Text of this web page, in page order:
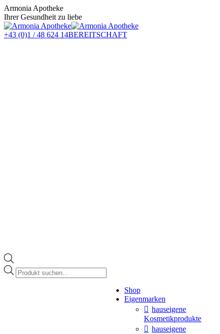
Zum
Inhalt
springen
Armonia Apotheke
Ihrer Gesundheit zu liebe
+43 (0)1 / 48 624 14BEREITSCHAFT
Products
search
Shop
Eigenmarken
hauseigene
Kosmetikprodukte
hauseigene